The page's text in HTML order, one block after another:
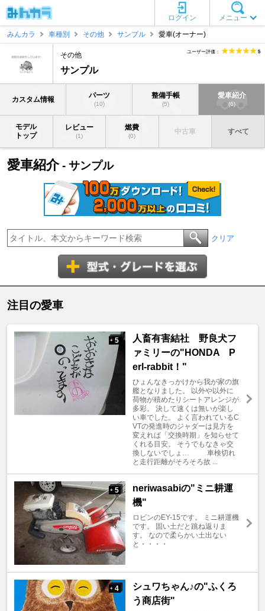
メニュー
ログイン
みんカラ
車種別 その他 サンプル 愛車(オーナー)
その他
サンプル
ユーザー評価： 5
カスタム情報 パーツ
(10)
整備手帳
(5)
愛車紹介
(6)
モデル
トップ
レビュー
(1)
燃費
(0)
中古車 すべて
愛車紹介- サンプル
クリア
注目の愛車
+ 5
人畜有害結社 野良犬フ
ァミリーの"HONDA P
erl-rabbit！"
ひょんなきっかけから我が家の旗
艦となりました。 以外や以外に
荷物が積めたりシートアレンジが
多彩。 決して速くは無いが楽し
い車でした。 よく言われているC
VTの発進時のジャダーは見方を
変えれば「交換時期」を知らせて
くれる目安。 そうでもなきゃ交
換しないでしょ… 車検切れ
と走行距離がそろそろ故 ...
+ 5
neriwasabiの"ミニ耕運
機"
ロビンのEY-15です。 ミニ耕運機
です。 固い土だと跳ね返りま
す。 なので柔らかい土出ない
と・・・・
+ 4
シュワちゃん♪の"ふくろ
う商店街"